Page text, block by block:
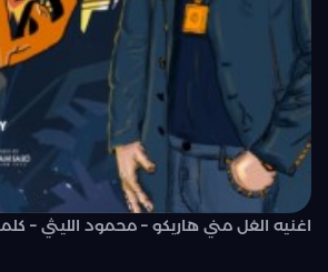
اغنيه الغل مني هاريكو – محمود الليثي –